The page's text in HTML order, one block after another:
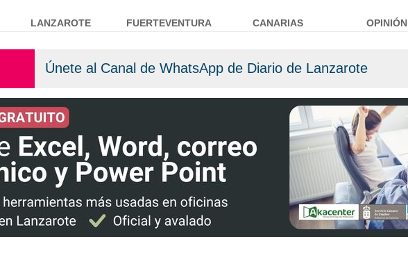
Únete al Canal de WhatsApp de Diario de Lanzarote
LANZAROTE FUERTEVENTURA CANARIAS OPINIÓN